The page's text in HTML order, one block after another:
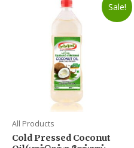
variants.
options
may
chosen
on
the
Sale!
All Products
Cold Pressed Coconut